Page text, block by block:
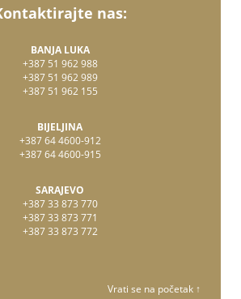
nas:
BANJA LUKA
+387 51 962 988
+387 51 962 989
+387 51 962 155
BIJELJINA
+387 64 4600-912
+387 64 4600-915
SARAJEVO
+387 33 873 770
+387 33 873 771
+387 33 873 772
Vrati se na početak ↑